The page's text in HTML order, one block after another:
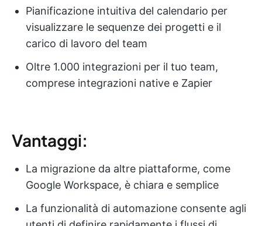
Pianificazione intuitiva del calendario per
visualizzare le sequenze dei progetti e il
carico di lavoro del team
Oltre 1.000 integrazioni per il tuo team,
comprese integrazioni native e Zapier
Vantaggi:
La migrazione da altre piattaforme, come
Google Workspace, è chiara e semplice
La funzionalità di automazione consente agli